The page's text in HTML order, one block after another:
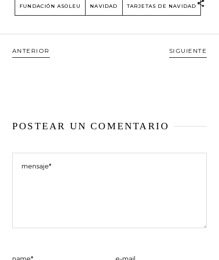
FUNDACIÓN ASOLEU NAVIDAD TARJETAS DE NAVIDAD
ANTERIOR SIGUIENTE
POSTEAR UN COMENTARIO